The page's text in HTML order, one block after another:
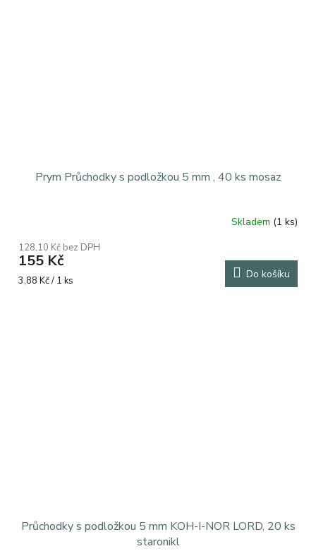
Prym Průchodky s podložkou 5 mm , 40 ks mosaz
Skladem (1 ks)
128,10 Kč bez DPH
155 Kč
Měrná
3,88 Kč / 1 ks Do košíku
Průchodky s podložkou 5 mm KOH-I-NOR LORD, 20 ks
staronikl